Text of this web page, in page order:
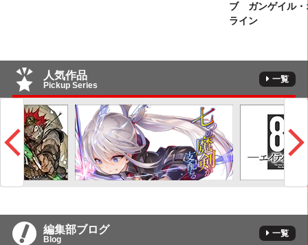
ブ ガンゲイル・
ライン
人気作品
Pickup Series
一覧
編集部ブログ
Blog
一覧